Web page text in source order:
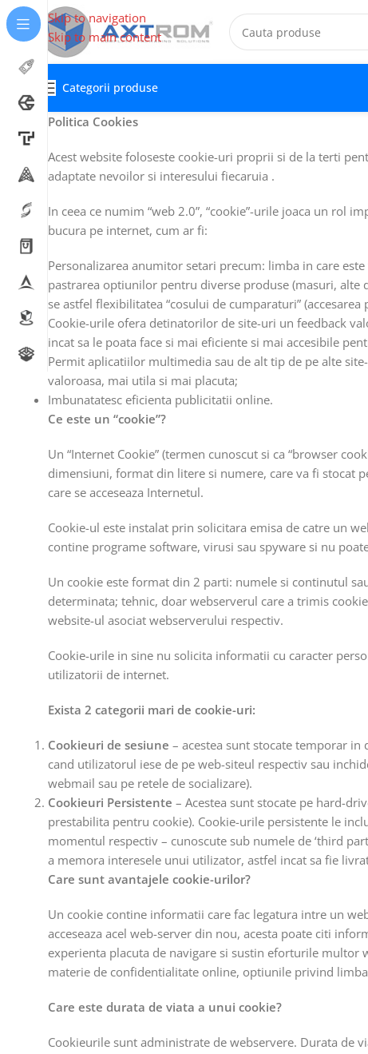
Skip to navigation
Skip to main content
Categorii produse
Politica Cookies
Acest website foloseste cookie-uri proprii si de la terti
adaptate nevoilor si interesului fiecaruia .
In ceea ce numim “web 2.0”, “cookie”-urile joaca un rol
bucura pe internet, cum ar fi:
Personalizarea anumitor setari precum: limba in care
pastrarea optiunilor pentru diverse produse (masuri,
se astfel flexibilitatea “cosului de cumparaturi”
Cookie-urile ofera detinatorilor de site-uri un feedback
incat sa le poata face si mai eficiente si mai accesibile
Permit aplicatiilor multimedia sau de alt tip de pe alte
valoroasa, mai utila si mai placuta;
Imbunatatesc eficienta publicitatii online.
Ce este un “cookie”?
Un “Internet Cookie” (termen cunoscut si ca “browser
dimensiuni, format din litere si numere, care va fi stocat
care se acceseaza Internetul.
Cookie-ul este instalat prin solicitara emisa de catre un
contine programe software, virusi sau spyware si nu
Un cookie este format din 2 parti: numele si continutul
determinata; tehnic, doar webserverul care a trimis
website-ul asociat webserverului respectiv.
Cookie-urile in sine nu solicita informatii cu caracter
utilizatorii de internet.
Exista 2 categorii mari de cookie-uri:
Cookieuri de sesiune – acestea sunt stocate temporar
cand utilizatorul iese de pe web-siteul respectiv sau
webmail sau pe retele de socializare).
Cookieuri Persistente – Acestea sunt stocate pe hard-
prestabilita pentru cookie). Cookie-urile persistente le
momentul respectiv – cunoscute sub numele de ‘third
a memora interesele unui utilizator, astfel incat sa fie
Care sunt avantajele cookie-urilor?
Un cookie contine informatii care fac legatura intre un
acceseaza acel web-server din nou, acesta poate citi
experienta placuta de navigare si sustin eforturile
materie de confidentialitate online, optiunile privind
Care este durata de viata a unui cookie?
Cookieurile sunt administrate de webservere. Durata de